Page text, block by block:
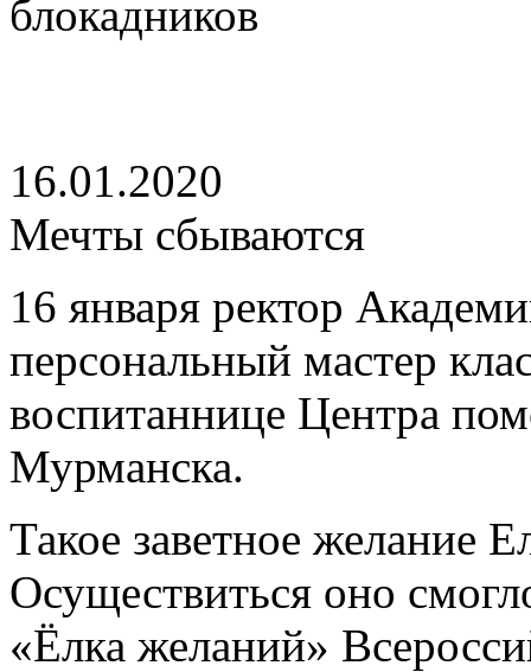
16.01.2020
Мечты сбываются
16 января ректор
персональный мастер
воспитаннице Центра
Мурманска.
Такое заветное желание
Осуществиться оно
«Ёлка желаний»